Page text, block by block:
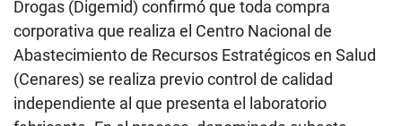
Drogas (Digemid) confirmó que toda compra
corporativa que realiza el Centro Nacional de
Abastecimiento de Recursos Estratégicos en Salud
(Cenares) se realiza previo control de calidad
independiente al que presenta el laboratorio